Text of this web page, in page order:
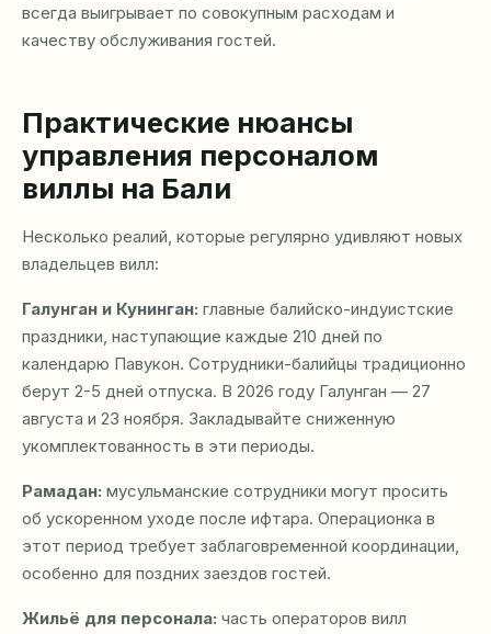
всегда выигрывает по совокупным расходам и
качеству обслуживания гостей.
Практические нюансы
управления персоналом
виллы на Бали
Несколько реалий, которые регулярно удивляют новых
владельцев вилл:
Галунган и Кунинган: главные балийско-индуистские
праздники, наступающие каждые 210 дней по
календарю Павукон. Сотрудники-балийцы традиционно
берут 2-5 дней отпуска. В 2026 году Галунган — 27
августа и 23 ноября. Закладывайте сниженную
укомплектованность в эти периоды.
Рамадан: мусульманские сотрудники могут просить
об ускоренном уходе после ифтара. Операционка в
этот период требует заблаговременной координации,
особенно для поздних заездов гостей.
Жильё для персонала: часть операторов вилл